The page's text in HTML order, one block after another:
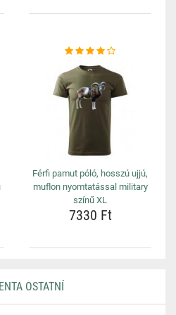
Férfi pamut póló, hosszú ujjú,
muflon nyomtatással military
színű XL
7330 Ft
OSTATNÍ